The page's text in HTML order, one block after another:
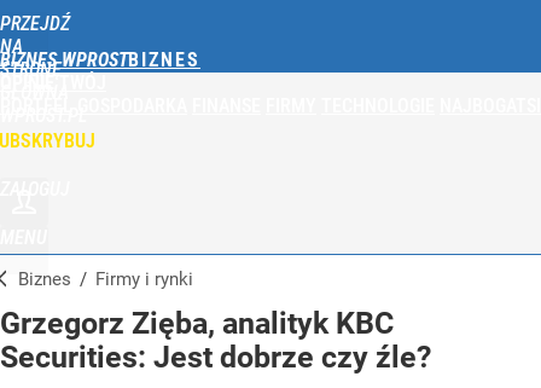
PRZEJDŹ
NA
STRONĘ
BIZNES WPROST
Biznes / Firmy i rynki
Grzegorz Zięba, analityk KBC
Securities: Jest dobrze czy źle?